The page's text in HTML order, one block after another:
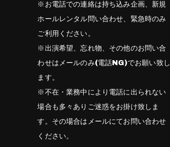
※お電話での連絡は持ち込み企画、新規
ホールレンタル問い合わせ、緊急時のみ
ご利用ください。
※出演希望、忘れ物、その他のお問い合
わせはメールのみ(電話NG)でお願い致し
ます。
※不在・業務中により電話に出られない
場合も多々ありご迷惑をお掛け致しま
す。その場合はメールにてお問い合わせ
ください。